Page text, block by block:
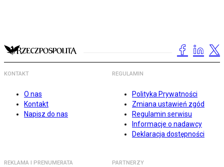
KONTAKT
O nas
Kontakt
Napisz do nas
REGULAMIN
Polityka Prywatności
Zmiana ustawień zgód
Regulamin serwisu
Informacje o nadawcy
Deklaracja dostępności
REKLAMA I PRENUMERATA PARTNERZY